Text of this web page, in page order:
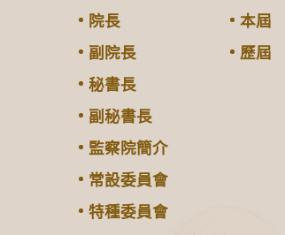
院長
副院長
秘書長
副秘書長
監察院簡介
常設委員會
特種委員會
本屆
歷屆